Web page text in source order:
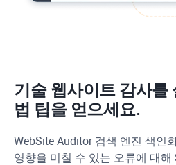
기술 웹사이트 감사를
법 팁을 얻으세요.
WebSite Auditor검색 엔진 색인
영향을 미칠 수 있는 오류에 대해